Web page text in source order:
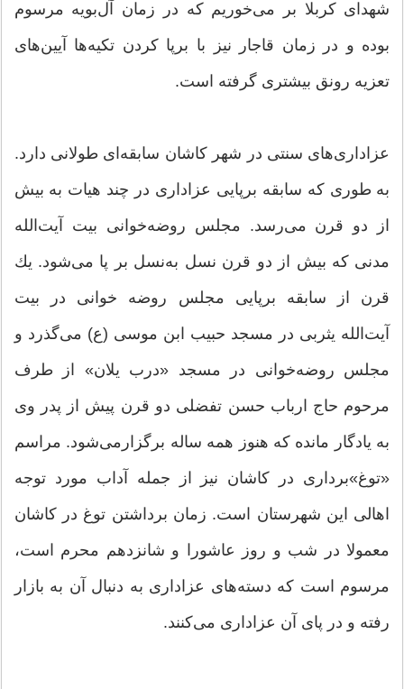
شهدای كربلا بر می‌خوریم كه در زمان آل‌بویه مرسوم
بوده و در زمان قاجار نیز با برپا كردن تكیه‌ها آیین‌های
تعزیه رونق بیشتری گرفته است.
عزاداری‌های سنتی در شهر كاشان سابقه‌ای طولانی دارد.
به طوری که سابقه برپایی عزاداری در چند هیات به بیش
از دو قرن می‌رسد. مجلس روضه‌خوانی بیت آیت‌الله
مدنی كه بیش از دو قرن نسل به‌نسل بر پا می‌شود. یك
قرن از سابقه برپایی مجلس روضه خوانی در بیت
آیت‌الله یثربی در مسجد حبیب ابن موسی (ع) می‌گذرد و
مجلس روضه‌خوانی در مسجد «درب یلان» از طرف
مرحوم حاج ارباب حسن تفضلی دو قرن پیش از پدر وی
به یادگار مانده كه هنوز همه ساله برگزارمی‌شود. مراسم
«توغ»‌برداری در كاشان نیز از جمله آداب مورد توجه
اهالی این شهرستان است. زمان برداشتن توغ در كاشان
معمولا در شب و روز عاشورا و شانزدهم محرم است،
مرسوم است كه دسته‌های عزاداری به دنبال آن به بازار
رفته و در پای آن عزاداری می‌كنند.